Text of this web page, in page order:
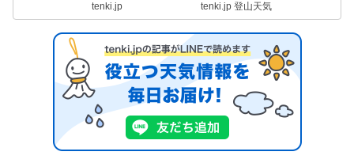
tenki.jp tenki.jp 登山天気